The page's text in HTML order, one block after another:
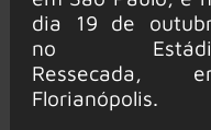
dia 19 de
no
Ressecada,
Florianópolis.